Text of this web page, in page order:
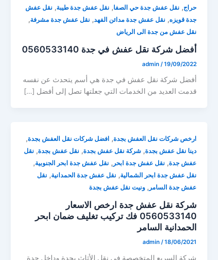
حراج, نقل عفش جدة حي الصفا, نقل عفش جدة طيبة, نقل عفش
جدة قويزه, نقل عفش جدة مدائن الفهد, نقل عفش جدة مشرفة,
نقل عفش من جدة الى الرياض
أفضل شركة نقل عفش في جدة 0560533140
admin /19/09/2022
أفضل شركة نقل عفش في جدة هي أسم يتحدث عن نفسه
قدمت العديد من الخدمات التي جعلتها تصل إلى أفضل […]
ارخص شركات نقل العفش بجدة, افضل شركات نقل العفش بجدة,
دينا نقل عفش بجدة,شركة نقل عفش بجدة, نقل عفش بجدة, نقل
عفش جدة, نقل عفش جدة ابحر , نقل عفش جدة ابحر الجنوبية,
نقل عفش جدة ابحر الشمالية, نقل عفش جدة الحمدانية, نقل
عفش جدة السامر ,ونيت نقل عفش بجدة
شركة نقل عفش جدة ارخص الاسعار
0560533140 فك تركيب تغليف ضمان ابحر
الحمدانية السامر
admin /18/06/2021
شركة السريع المتخصصة فى نقل الأثاث بجدة وداخل جدة